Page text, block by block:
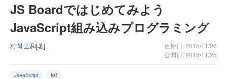
JS Boardではじめてみよう
JavaScript組み込みプログラミング
村岡 正和[著]
更新日: 2015/11/26
公開日: 2015/11/25
JavaScript IoT